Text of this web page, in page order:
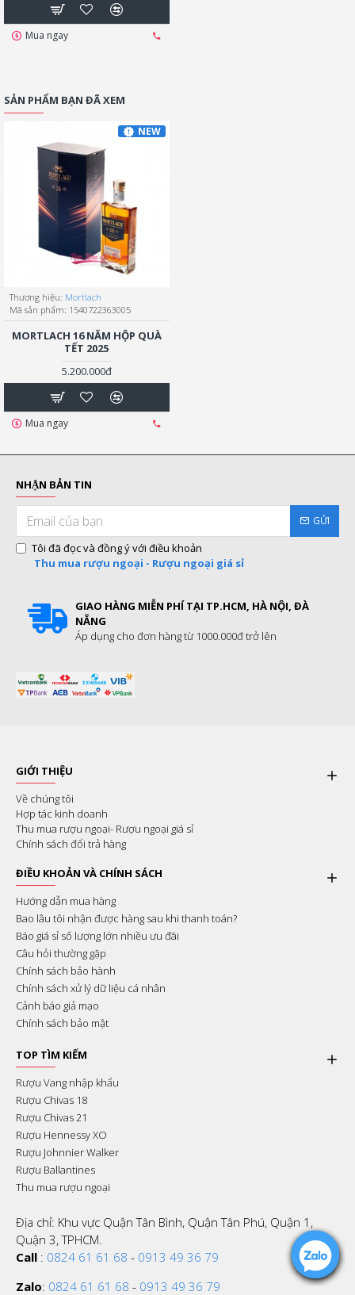
Mua ngay
SẢN PHẨM BẠN ĐÃ XEM
NEW
Thương hiệu: Mortlach
Mã sản phẩm: 1540722363005
MORTLACH 16 NĂM HỘP QUÀ
TẾT 2025
5.200.000đ
Mua ngay
NHẬN BẢN TIN
GỬI
Tôi đã đọc và đồng ý với điều khoản
Thu mua rượu ngoại - Rượu ngoại giá sỉ
GIAO HÀNG MIỄN PHÍ TẠI TP.HCM, HÀ NỘI, ĐÀ
NẴNG
Áp dụng cho đơn hàng từ 1000.000đ trở lên
GIỚI THIỆU
Về chúng tôi
Hợp tác kinh doanh
Thu mua rượu ngoại- Rượu ngoại giá sỉ
Chính sách đổi trả hàng
ĐIỀU KHOẢN VÀ CHÍNH SÁCH
Hướng dẫn mua hàng
Bao lâu tôi nhận được hàng sau khi thanh toán?
Báo giá sỉ số lượng lớn nhiều ưu đãi
Câu hỏi thường gặp
Chính sách bảo hành
Chính sách xử lý dữ liệu cá nhân
Cảnh báo giả mạo
Chính sách bảo mật
TOP TÌM KIẾM
Rượu Vang nhập khẩu
Rượu Chivas 18
Rượu Chivas 21
Rượu Hennessy XO
Rượu Johnnier Walker
Rượu Ballantines
Thu mua rượu ngoại
Địa chỉ: Khu vực Quận Tân Bình, Quận Tân Phú, Quận 1,
Quận 3, TPHCM.
Call : 0824 61 61 68 - 0913 49 36 79
Zalo: 0824 61 61 68 - 0913 49 36 79